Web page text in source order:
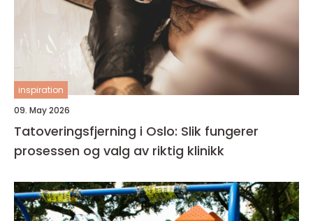
inspiration
09. May 2026
Tatoveringsfjerning i Oslo: Slik fungerer
prosessen og valg av riktig klinikk